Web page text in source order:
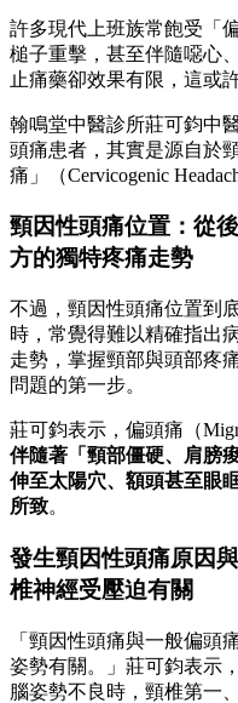
許多現代上班族常飽受「
槌子重擊，甚至伴隨噁心
止痛藥卻效果有限，這或
翰鳴堂中醫診所莊可鈞中
頭痛患者，其實是源自於
痛」（Cervicogenic
頸因性頭痛位置：從
方的獨特疼痛走勢
不過，頸因性頭痛位置到
時，常覺得難以精確指出
走勢，掌握頸部與頭部疼
問題的第一步。
莊可鈞表示，偏頭痛（
伴隨著「頸部僵硬、肩膀痠
伸至太陽穴、額頭甚至眼
所致。
發生頸因性頭痛原因
椎神經受壓迫有關
「頸因性頭痛與一般偏頭
姿勢有關。」莊可鈞表示
腦姿勢不良時，頸椎第一